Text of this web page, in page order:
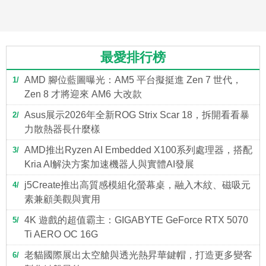
最愛排行榜
1
AMD 腳位藍圖曝光：AM5 平台擬挺進 Zen 7 世代，
Zen 8 才將迎來 AM6 大改款
2
Asus展示2026年全新ROG Strix Scar 18，拆開看看暴
力散熱器長什麼樣
3
AMD推出Ryzen AI Embedded X100系列處理器，搭配
Kria AI解決方案加速機器人與實體AI發展
4
j5Create推出高質感模組化螢幕桌，融入木紋、磁吸元
素兼顧美觀與實用
5
4K 遊戲的超值霸主：GIGABYTE GeForce RTX 5070
Ti AERO OC 16G
6
老貓國際展出太空艙與透光熱昇華鍵帽，打造更多變客